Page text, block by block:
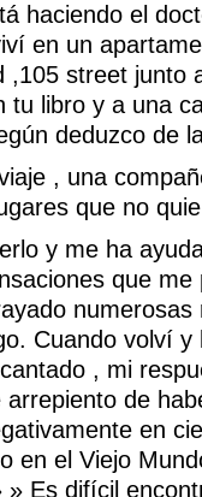
haciendo el
en un
,105 street junto
tu libro y a una
deduzco de
, una
que no
y me ha
que
Cuando volví
, mi
de
en
en el Viejo
» Es difícil